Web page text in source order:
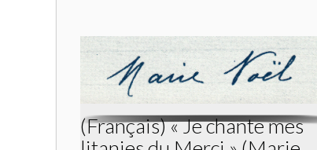
(Français) « Je chante mes